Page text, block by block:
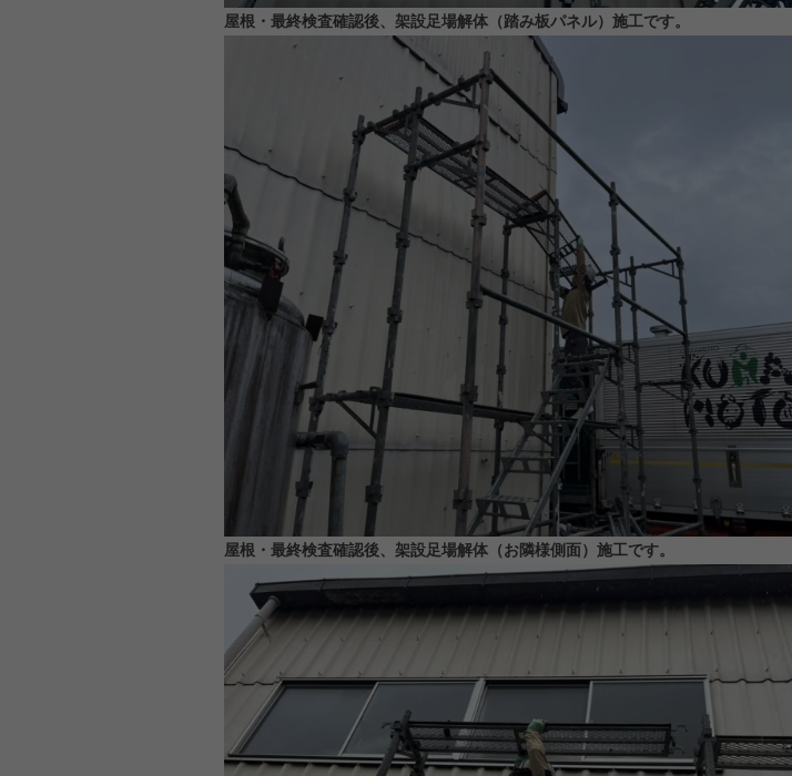
屋根・最終検査確認後、架設足場解体（踏み板パネル）施工です。
屋根・最終検査確認後、架設足場解体（お隣様側面）施工です。